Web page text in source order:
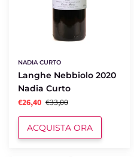
NADIA CURTO
Langhe Nebbiolo 2020
Nadia Curto
€26,40 €33,00
ACQUISTA ORA